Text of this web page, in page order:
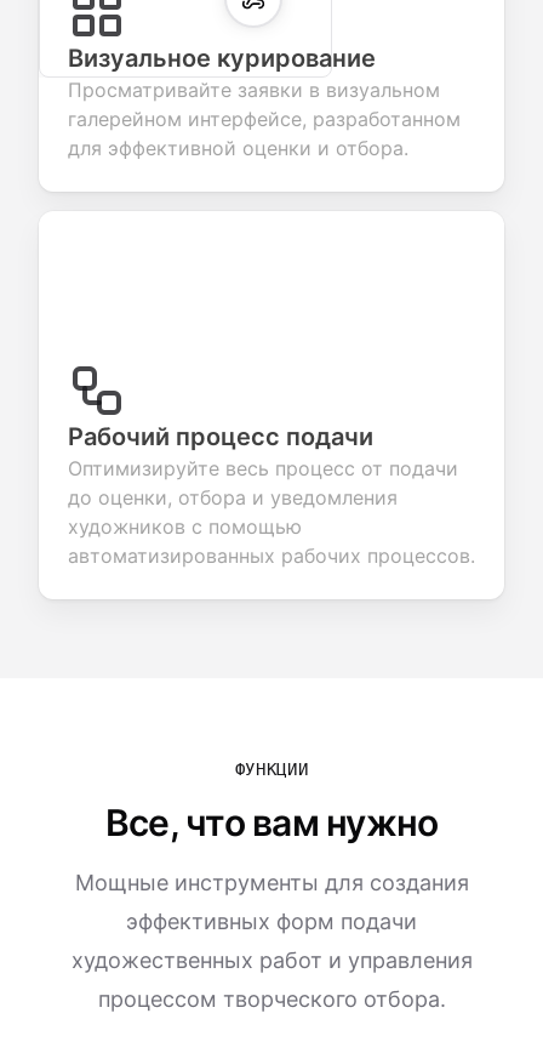
Визуальное курирование
Просматривайте заявки в визуальном
галерейном интерфейсе, разработанном
для эффективной оценки и отбора.
Рабочий процесс подачи
Оптимизируйте весь процесс от подачи
до оценки, отбора и уведомления
художников с помощью
автоматизированных рабочих процессов.
ФУНКЦИИ
Все, что вам нужно
Мощные инструменты для создания
эффективных форм подачи
художественных работ и управления
процессом творческого отбора.